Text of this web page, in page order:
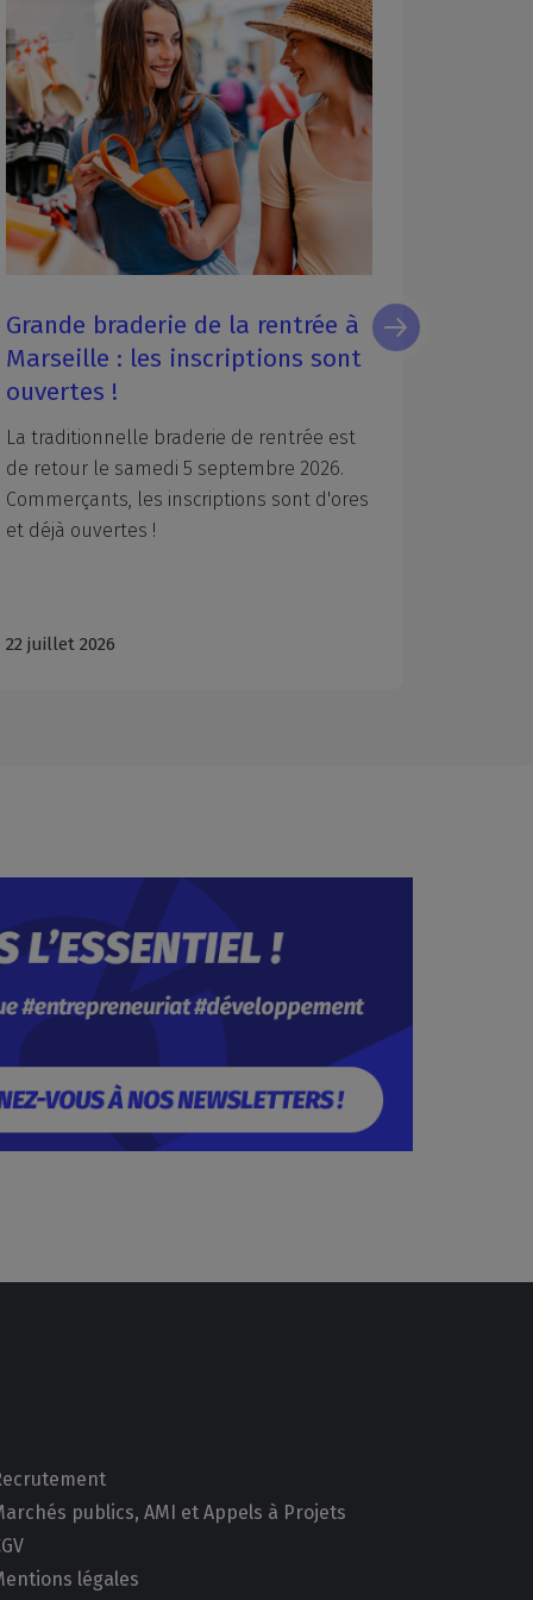
Grande braderie de la rentrée à
Marseille : les inscriptions sont
ouvertes !
La traditionnelle braderie de rentrée est
de retour le samedi 5 septembre 2026.
Commerçants, les inscriptions sont d'ores
et déjà ouvertes !
22 juillet 2026
publics, AMI et Appels à Projets
légales